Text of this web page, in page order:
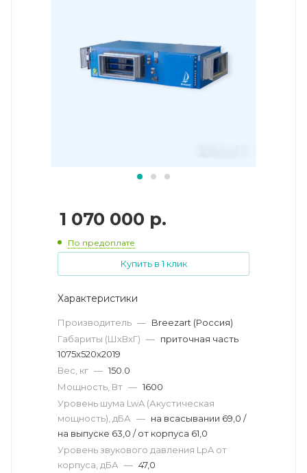
1 070 000 р.
По предоплате
Купить в 1 клик
Характеристики
Производитель — Breezart (Россия)
Габариты (ШхВхГ) — приточная часть
1075x520х2019
Вес, кг — 150.0
Мощность, Вт — 1600
Уровень шума LwA (Акустическая
мощность), дБА — на всасывании 69,0 /
на выпуске 63,0 / от корпуса 61,0
Уровень звукового давления LpA от
корпуса, дБА — 47,0